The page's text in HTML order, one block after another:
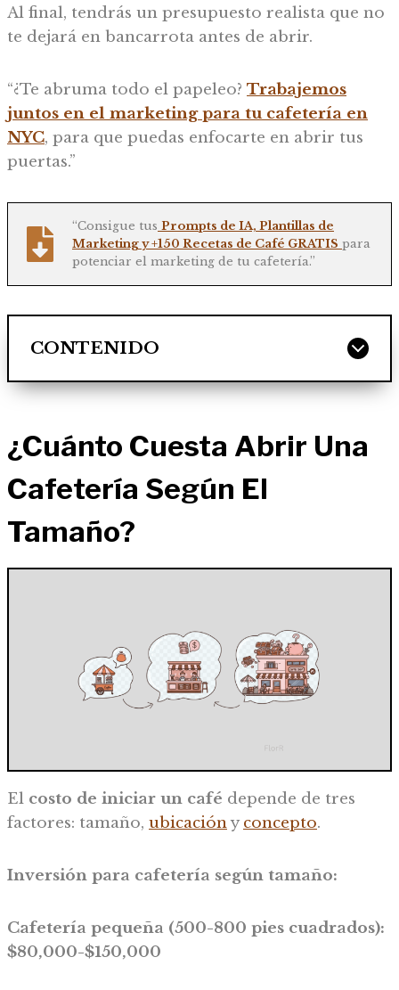
Al final, tendrás un presupuesto realista que no
te dejará en bancarrota antes de abrir.
“¿Te abruma todo el papeleo? Trabajemos
juntos en el marketing para tu cafetería en
NYC, para que puedas enfocarte en abrir tus
puertas.”
“Consigue tus Prompts de IA, Plantillas de
Marketing y +150 Recetas de Café GRATIS para
potenciar el marketing de tu cafetería.”
CONTENIDO
¿Cuánto Cuesta Abrir Una
Cafetería Según El
Tamaño?
El costo de iniciar un café depende de tres
factores: tamaño, ubicaciónyconcepto.
Inversión para cafetería según tamaño:
Cafetería pequeña (500-800 pies cuadrados):
$80,000-$150,000